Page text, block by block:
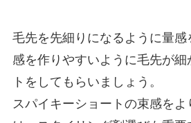
毛先を先細りになるように量感
感を作りやすいように毛先が細
トをしてもらいましょう。
スパイキーショートの束感を